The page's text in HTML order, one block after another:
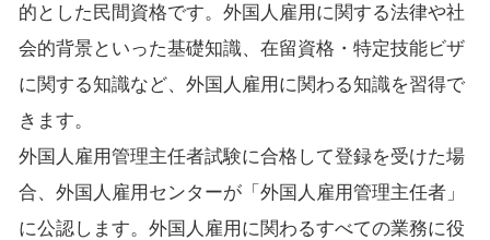
的とした民間資格です。外国人雇用に関する法律や社
会的背景といった基礎知識、在留資格・特定技能ビザ
に関する知識など、外国人雇用に関わる知識を習得で
きます。
外国人雇用管理主任者試験に合格して登録を受けた場
合、外国人雇用センターが「外国人雇用管理主任者」
に公認します。外国人雇用に関わるすべての業務に役